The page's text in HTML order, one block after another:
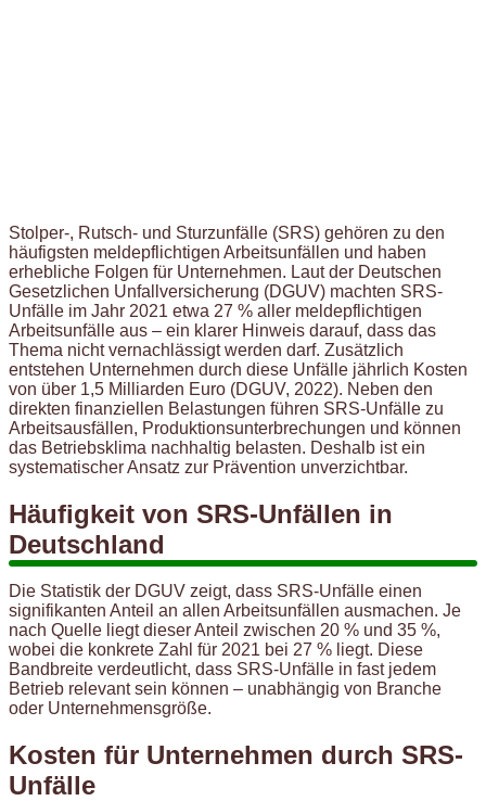
Stolper-, Rutsch- und Sturzunfälle (SRS) gehören zu den
häufigsten meldepflichtigen Arbeitsunfällen und haben
erhebliche Folgen für Unternehmen. Laut der Deutschen
Gesetzlichen Unfallversicherung (DGUV) machten SRS-
Unfälle im Jahr 2021 etwa 27 % aller meldepflichtigen
Arbeitsunfälle aus – ein klarer Hinweis darauf, dass das
Thema nicht vernachlässigt werden darf. Zusätzlich
entstehen Unternehmen durch diese Unfälle jährlich Kosten
von über 1,5 Milliarden Euro (DGUV, 2022). Neben den
direkten finanziellen Belastungen führen SRS-Unfälle zu
Arbeitsausfällen, Produktionsunterbrechungen und können
das Betriebsklima nachhaltig belasten. Deshalb ist ein
systematischer Ansatz zur Prävention unverzichtbar.
Häufigkeit von SRS-Unfällen in
Deutschland
Die Statistik der DGUV zeigt, dass SRS-Unfälle einen
signifikanten Anteil an allen Arbeitsunfällen ausmachen. Je
nach Quelle liegt dieser Anteil zwischen 20 % und 35 %,
wobei die konkrete Zahl für 2021 bei 27 % liegt. Diese
Bandbreite verdeutlicht, dass SRS-Unfälle in fast jedem
Betrieb relevant sein können – unabhängig von Branche
oder Unternehmensgröße.
Kosten für Unternehmen durch SRS-
Unfälle